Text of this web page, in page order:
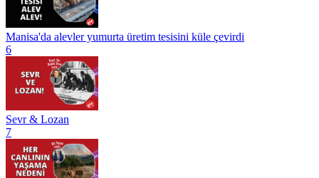
Manisa'da alevler yumurta üretim tesisini küle çevirdi
6
Sevr & Lozan
7